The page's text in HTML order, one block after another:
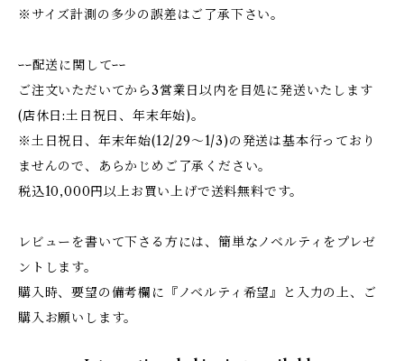
※サイズ計測の多少の誤差はご了承下さい。
ｰｰ配送に関してｰｰ
ご注文いただいてから3営業日以内を目処に発送いたします
(店休日:土日祝日、年末年始)。
※土日祝日、年末年始(12/29〜1/3)の発送は基本行っており
ませんので、あらかじめご了承ください。
税込10,000円以上お買い上げで送料無料です。
レビューを書いて下さる方には、簡単なノベルティをプレゼ
ントします。
購入時、要望の備考欄に『ノベルティ希望』と入力の上、ご
購入お願いします。